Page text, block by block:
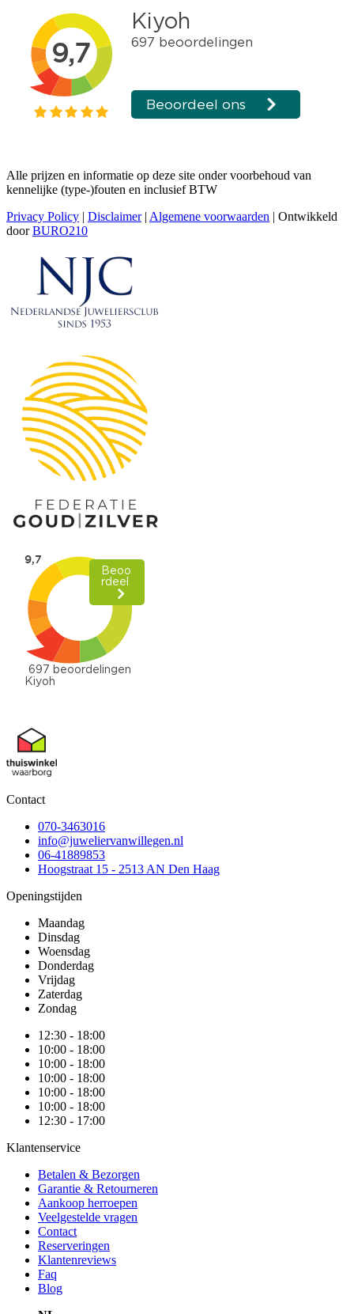
Alle prijzen en informatie op deze site onder voorbehoud van
kennelijke (type-)fouten en inclusief BTW
Privacy Policy | Disclaimer| Algemene voorwaarden | Ontwikkeld
doorBURO210
Contact
070-3463016
info@juweliervanwillegen.nl
06-41889853
Hoogstraat 15 - 2513 AN Den Haag
Openingstijden
Maandag
Dinsdag
Woensdag
Donderdag
Vrijdag
Zaterdag
Zondag
12:30 - 18:00
10:00 - 18:00
10:00 - 18:00
10:00 - 18:00
10:00 - 18:00
10:00 - 18:00
12:30 - 17:00
Klantenservice
Betalen & Bezorgen
Garantie & Retourneren
Aankoop herroepen
Veelgestelde vragen
Contact
Reserveringen
Klantenreviews
Faq
Blog